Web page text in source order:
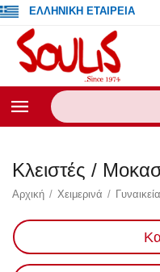
ΕΛΛΗΝΙΚΗ ΕΤΑΙΡΕΙΑ
Κλειστές /
Αρχική / Χειμερινά / Γυναικεία